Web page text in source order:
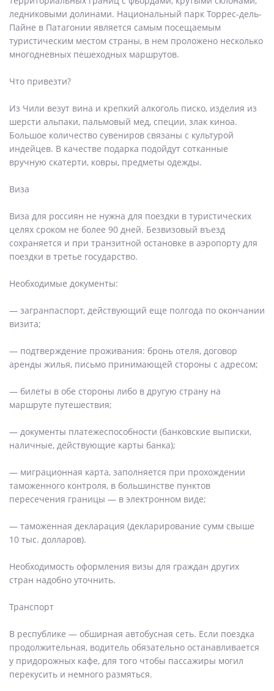
ледниковыми долинами. Национальный парк Торрес-дель-
Пайне в Патагонии является самым посещаемым
туристическим местом страны, в нем проложено несколько
многодневных пешеходных маршрутов.
Что привезти?
Из Чили везут вина и крепкий алкоголь писко, изделия из
шерсти альпаки, пальмовый мед, специи, злак киноа.
Большое количество сувениров связаны с культурой
индейцев. В качестве подарка подойдут сотканные
вручную скатерти, ковры, предметы одежды.
Виза
Виза для россиян не нужна для поездки в туристических
целях сроком не более 90 дней. Безвизовый въезд
сохраняется и при транзитной остановке в аэропорту для
поездки в третье государство.
Необходимые документы:
— загранпаспорт, действующий еще полгода по окончании
визита;
— подтверждение проживания: бронь отеля, договор
аренды жилья, письмо принимающей стороны с адресом;
— билеты в обе стороны либо в другую страну на
маршруте путешествия;
— документы платежеспособности (банковские выписки,
наличные, действующие карты банка);
— миграционная карта, заполняется при прохождении
таможенного контроля, в большинстве пунктов
пересечения границы — в электронном виде;
— таможенная декларация (декларирование сумм свыше
10 тыс. долларов).
Необходимость оформления визы для граждан других
стран надобно уточнить.
Транспорт
В республике — обширная автобусная сеть. Если поездка
продолжительная, водитель обязательно останавливается
у придорожных кафе, для того чтобы пассажиры могил
перекусить и немного размяться.